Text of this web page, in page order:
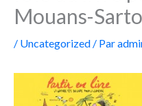
Mouans-
/ Uncategorized / Par